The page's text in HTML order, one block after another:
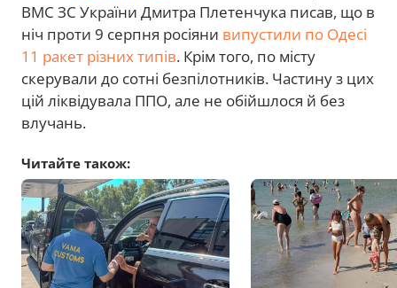
ВМС ЗС України Дмитра Плетенчука писав, що в
ніч проти 9 серпня росіяни випустили по Одесі
11 ракет різних типів. Крім того, по місту
скерували до сотні безпілотників. Частину з цих
цій ліквідувала ППО, але не обійшлося й без
влучань.
Читайте також: